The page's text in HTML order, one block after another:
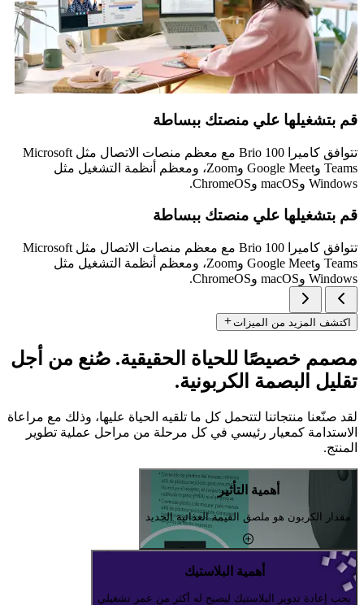
قم بتشغيلها علي منصتك ببساطة
تتوافق كاميرا Brio 100 مع معظم منصات الاتصال مثل Microsoft
Teams وGoogle Meet وZoom، ومعظم أنظمة التشغيل مثل
Windows وmacOS وChromeOS.
قم بتشغيلها علي منصتك ببساطة
تتوافق كاميرا Brio 100 مع معظم منصات الاتصال مثل Microsoft
Teams وGoogle Meet وZoom، ومعظم أنظمة التشغيل مثل
Windows وmacOS وChromeOS.
اكتشف المزيد من الميزات
مصمم خصيصًا للحياة الحقيقية. صُنع من أجل
تقليل البصمة الكربونية.
لقد صنّعنا منتجاتنا لتتحمل كل ما تلقيه الحياة عليها، وذلك مع مراعاة
الاستدامة كمعيار رئيسي في كل مرحلة من مراحل عملية تطوير
المنتج.
أهمية التأثير
مقدار الكربون هو ملصق القيمة الغذائية الجديد
أهمية البلاستيك
يجب إعادة تدوير البلاستيك ليصبح له أكثر من عمر تشغيلي